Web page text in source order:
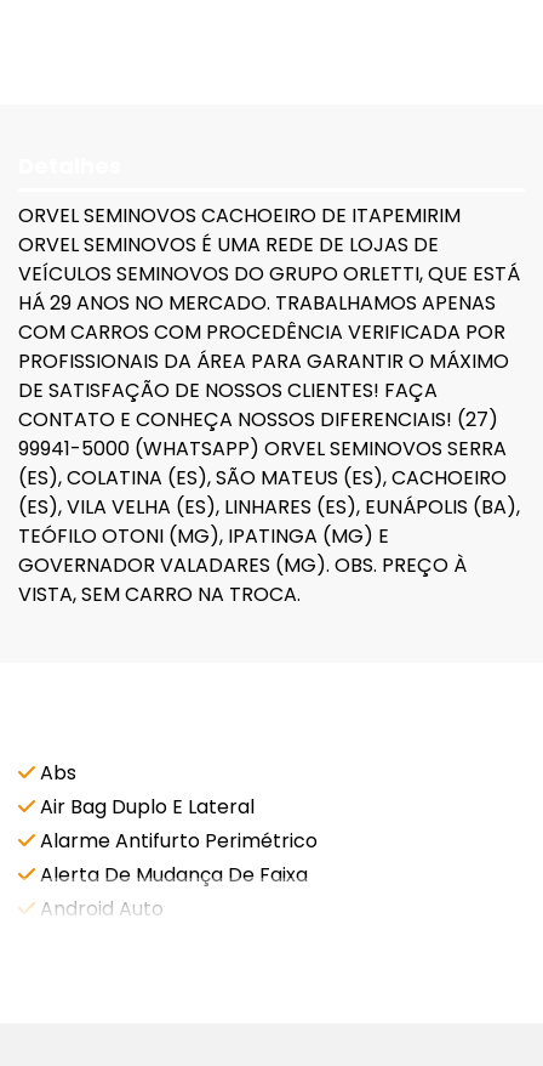
ORVEL SEMINOVOS CACHOEIRO DE ITAPEMIRIM
ORVEL SEMINOVOS É UMA REDE DE LOJAS DE
VEÍCULOS SEMINOVOS DO GRUPO ORLETTI, QUE ESTÁ
HÁ 29 ANOS NO MERCADO. TRABALHAMOS APENAS
COM CARROS COM PROCEDÊNCIA VERIFICADA POR
PROFISSIONAIS DA ÁREA PARA GARANTIR O MÁXIMO
DE SATISFAÇÃO DE NOSSOS CLIENTES! FAÇA
CONTATO E CONHEÇA NOSSOS DIFERENCIAIS! (27)
99941-5000 (WHATSAPP) ORVEL SEMINOVOS SERRA
(ES), COLATINA (ES), SÃO MATEUS (ES), CACHOEIRO
(ES), VILA VELHA (ES), LINHARES (ES), EUNÁPOLIS (BA),
TEÓFILO OTONI (MG), IPATINGA (MG) E
GOVERNADOR VALADARES (MG). OBS. PREÇO À
VISTA, SEM CARRO NA TROCA.
Abs
Air Bag Duplo E Lateral
Alarme Antifurto Perimétrico
Alerta De Mudança De Faixa
Android Auto